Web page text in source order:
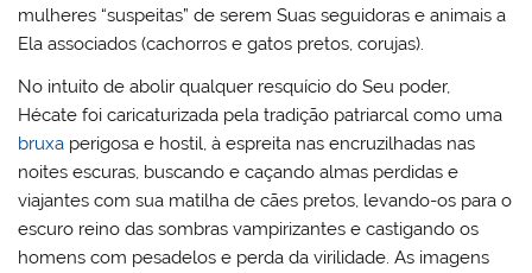
mulheres “suspeitas” de serem Suas seguidoras e animais a
Ela associados (cachorros e gatos pretos, corujas).
No intuito de abolir qualquer resquício do Seu poder,
Hécate foi caricaturizada pela tradição patriarcal como uma
bruxa perigosa e hostil, à espreita nas encruzilhadas nas
noites escuras, buscando e caçando almas perdidas e
viajantes com sua matilha de cães pretos, levando-os para o
escuro reino das sombras vampirizantes e castigando os
homens com pesadelos e perda da virilidade. As imagens